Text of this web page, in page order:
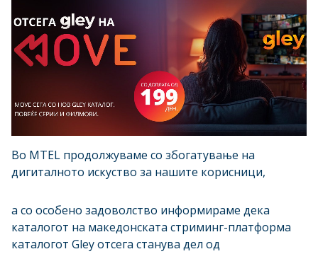
Во MTEL продолжуваме со збогатување на
дигиталното искуство за нашите корисници,
а со особено задоволство информираме дека
каталогот на македонската стриминг-платформа
каталогот Gley отсега станува дел од